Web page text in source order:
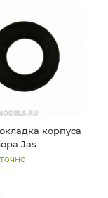
корпуса
Jas